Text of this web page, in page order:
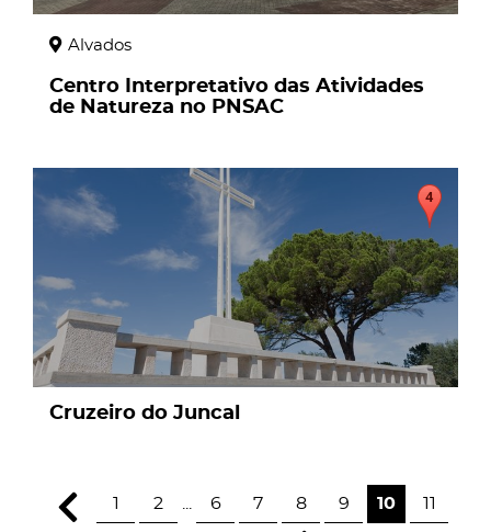
Alvados
Centro Interpretativo das Atividades
de Natureza no PNSAC
page
Cruzeiro do Juncal
1 2 6 7 8 9 10 11